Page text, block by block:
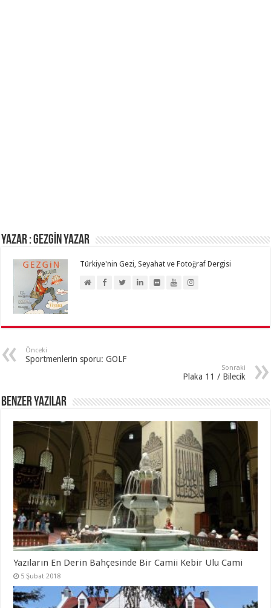
Yazar : GEZGİN YAZAR
Türkiye'nin Gezi, Seyahat ve Fotoğraf Dergisi
Önceki
Sportmenlerin sporu: GOLF
Sonraki
Plaka 11 / Bilecik
Benzer Yazılar
Yazıların En Derin Bahçesinde Bir Camii Kebir Ulu Cami
5 Şubat 2018